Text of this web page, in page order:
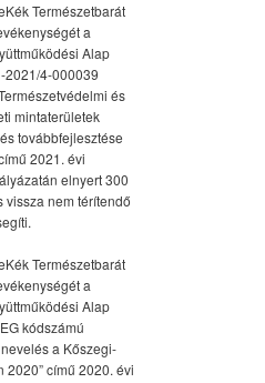
Természetbarát
a
Alap
2021/4-000039
és
mintaterületek
továbbfejlesztése
2021. évi
elnyert 300
vissza nem térítendő
Természetbarát
a
Alap
kódszámú
nevelés a Kőszegi-
2020” című 2020. évi